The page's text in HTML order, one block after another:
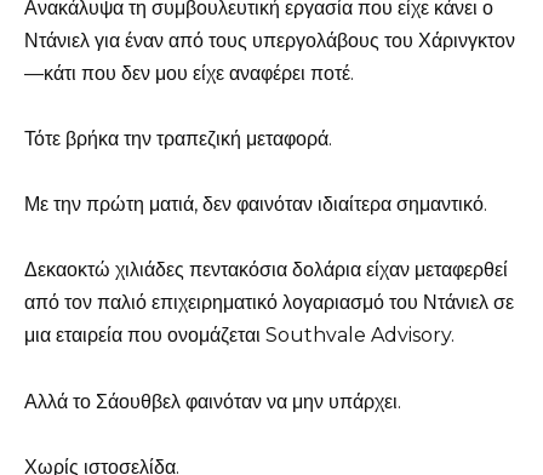
Ανακάλυψα τη συμβουλευτική εργασία που είχε κάνει ο
Ντάνιελ για έναν από τους υπεργολάβους του Χάρινγκτον
—κάτι που δεν μου είχε αναφέρει ποτέ.
Τότε βρήκα την τραπεζική μεταφορά.
Με την πρώτη ματιά, δεν φαινόταν ιδιαίτερα σημαντικό.
Δεκαοκτώ χιλιάδες πεντακόσια δολάρια είχαν μεταφερθεί
από τον παλιό επιχειρηματικό λογαριασμό του Ντάνιελ σε
μια εταιρεία που ονομάζεται Southvale Advisory.
Αλλά το Σάουθβελ φαινόταν να μην υπάρχει.
Χωρίς ιστοσελίδα.